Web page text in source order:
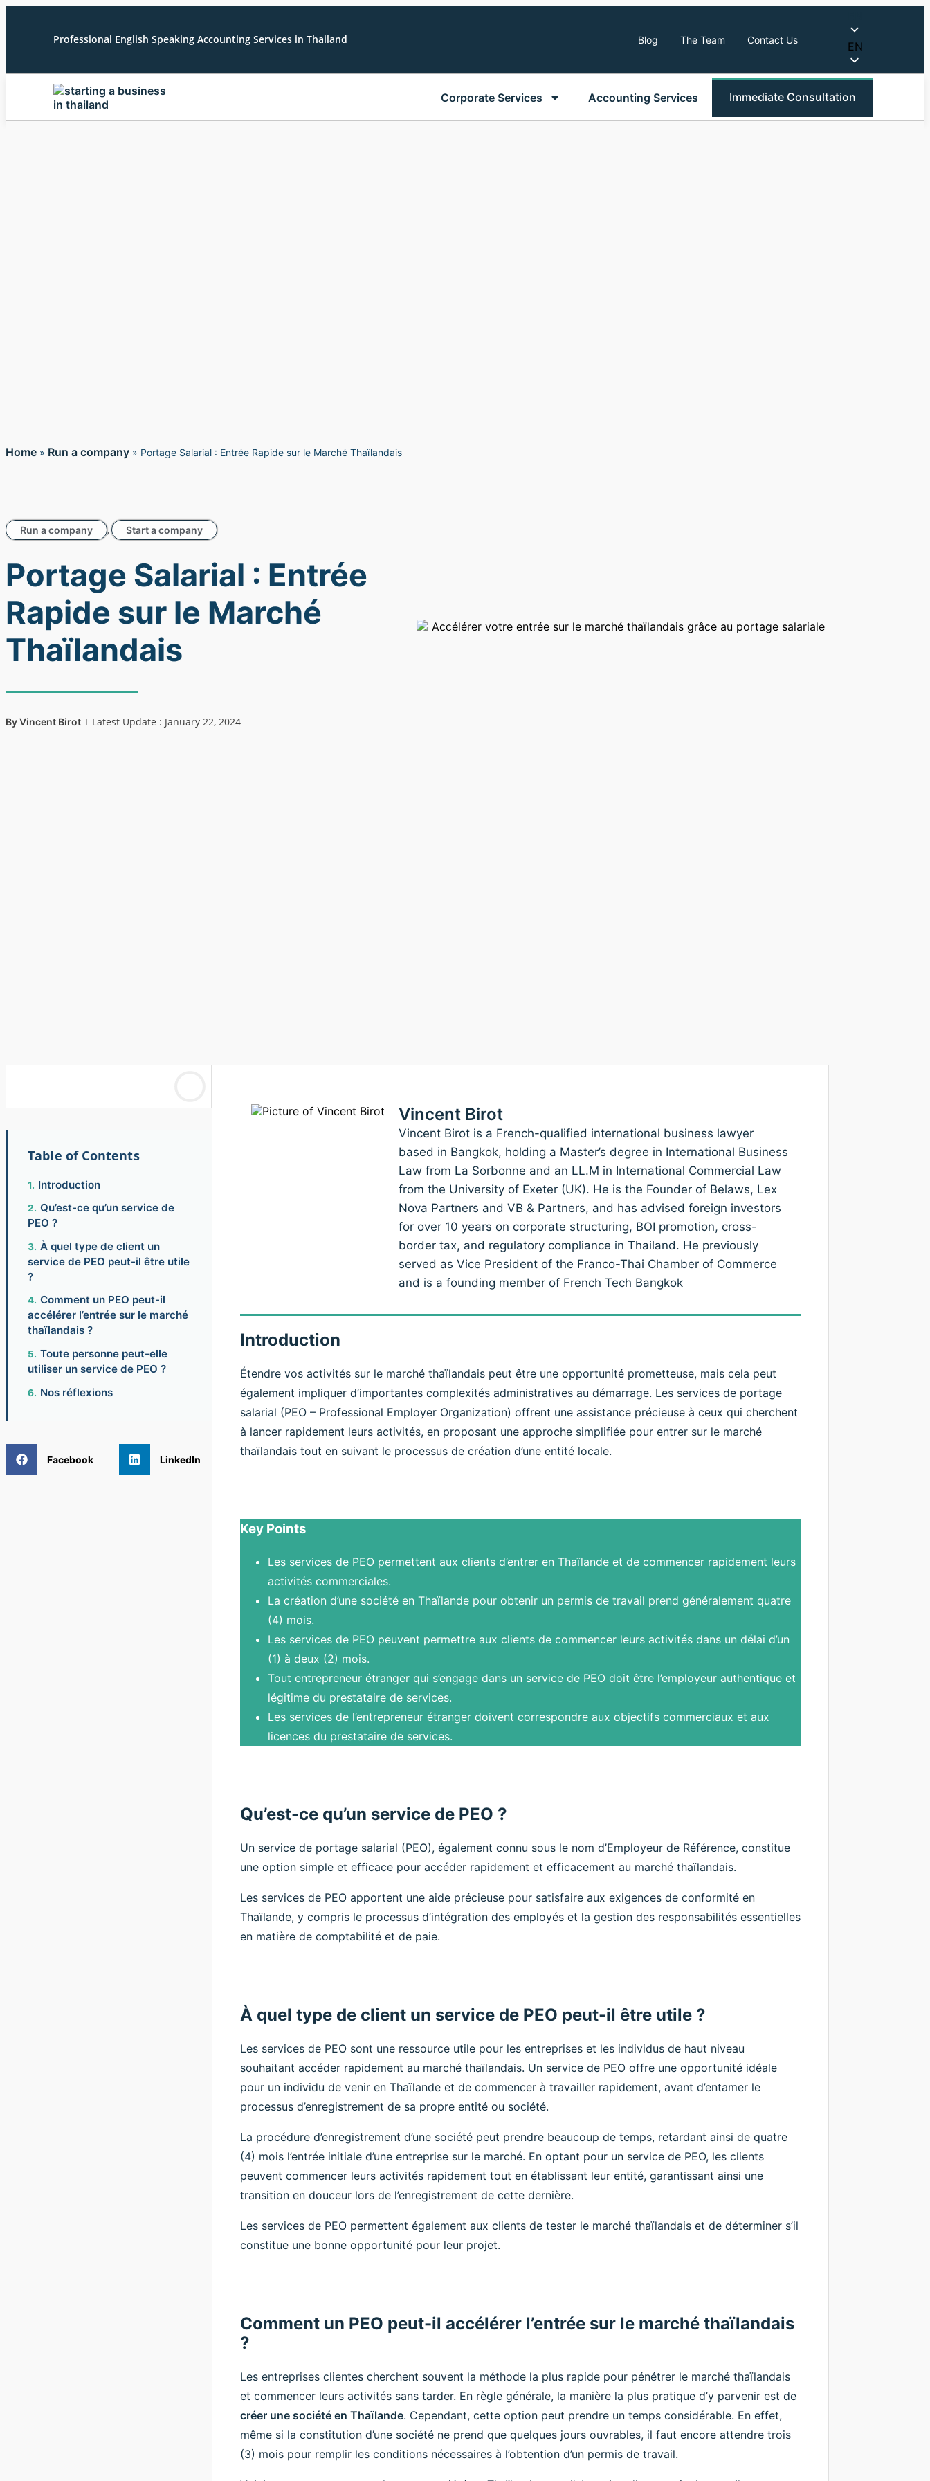
Professional English Speaking Accounting Services in Thailand Blog The Team Contact Us EN
Corporate Services Accounting Services Immediate Consultation
Home » Run a company » Portage Salarial : Entrée Rapide sur le Marché Thaïlandais
Run a company , Start a company
Portage Salarial : Entrée
Rapide sur le Marché
Thaïlandais
ByVincent Birot Latest Update : January 22, 2024
Table of Contents
Introduction
Qu’est-ce qu’un service de
PEO ?
À quel type de client un
service de PEO peut-il être utile
?
Comment un PEO peut-il
accélérer l’entrée sur le marché
thaïlandais ?
Toute personne peut-elle
utiliser un service de PEO ?
Nos réflexions
Facebook LinkedIn
Vincent Birot
Vincent Birot is a French-qualified international business lawyer
based in Bangkok, holding a Master’s degree in International Business
Law from La Sorbonne and an LL.M in International Commercial Law
from the University of Exeter (UK). He is the Founder of Belaws, Lex
Nova Partners and VB & Partners, and has advised foreign investors
for over 10 years on corporate structuring, BOI promotion, cross-
border tax, and regulatory compliance in Thailand. He previously
served as Vice President of the Franco-Thai Chamber of Commerce
and is a founding member of French Tech Bangkok
Introduction
Étendre vos activités sur le marché thaïlandais peut être une opportunité prometteuse, mais cela peut
également impliquer d’importantes complexités administratives au démarrage. Les services de portage
salarial (PEO – Professional Employer Organization) offrent une assistance précieuse à ceux qui cherchent
à lancer rapidement leurs activités, en proposant une approche simplifiée pour entrer sur le marché
thaïlandais tout en suivant le processus de création d’une entité locale.
Key Points
Les services de PEO permettent aux clients d’entrer en Thaïlande et de commencer rapidement leurs
activités commerciales.
La création d’une société en Thaïlande pour obtenir un permis de travail prend généralement quatre
(4) mois.
Les services de PEO peuvent permettre aux clients de commencer leurs activités dans un délai d’un
(1) à deux (2) mois.
Tout entrepreneur étranger qui s’engage dans un service de PEO doit être l’employeur authentique et
légitime du prestataire de services.
Les services de l’entrepreneur étranger doivent correspondre aux objectifs commerciaux et aux
licences du prestataire de services.
Qu’est-ce qu’un service de PEO ?
Un service de portage salarial (PEO), également connu sous le nom d’Employeur de Référence, constitue
une option simple et efficace pour accéder rapidement et efficacement au marché thaïlandais.
Les services de PEO apportent une aide précieuse pour satisfaire aux exigences de conformité en
Thaïlande, y compris le processus d’intégration des employés et la gestion des responsabilités essentielles
en matière de comptabilité et de paie.
À quel type de client un service de PEO peut-il être utile ?
Les services de PEO sont une ressource utile pour les entreprises et les individus de haut niveau
souhaitant accéder rapidement au marché thaïlandais. Un service de PEO offre une opportunité idéale
pour un individu de venir en Thaïlande et de commencer à travailler rapidement, avant d’entamer le
processus d’enregistrement de sa propre entité ou société.
La procédure d’enregistrement d’une société peut prendre beaucoup de temps, retardant ainsi de quatre
(4) mois l’entrée initiale d’une entreprise sur le marché. En optant pour un service de PEO, les clients
peuvent commencer leurs activités rapidement tout en établissant leur entité, garantissant ainsi une
transition en douceur lors de l’enregistrement de cette dernière.
Les services de PEO permettent également aux clients de tester le marché thaïlandais et de déterminer s’il
constitue une bonne opportunité pour leur projet.
Comment un PEO peut-il accélérer l’entrée sur le marché thaïlandais
?
Les entreprises clientes cherchent souvent la méthode la plus rapide pour pénétrer le marché thaïlandais
et commencer leurs activités sans tarder. En règle générale, la manière la plus pratique d’y parvenir est de
créer une société en Thaïlande. Cependant, cette option peut prendre un temps considérable. En effet,
même si la constitution d’une société ne prend que quelques jours ouvrables, il faut encore attendre trois
(3) mois pour remplir les conditions nécessaires à l’obtention d’un permis de travail.